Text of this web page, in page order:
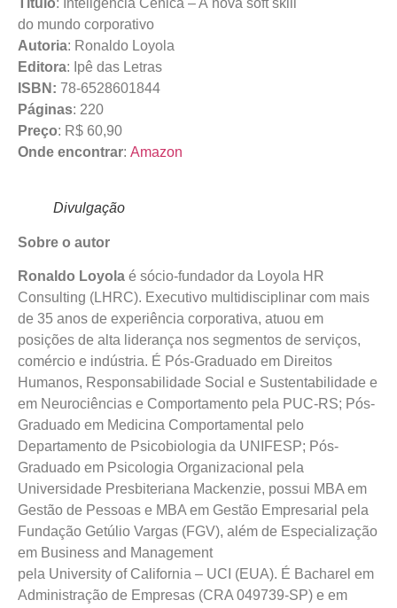
Título: Inteligência Cênica – A nova soft skill
do mundo corporativo
Autoria: Ronaldo Loyola
Editora: Ipê das Letras
ISBN: 78-6528601844
Páginas: 220
Preço: R$ 60,90
Onde encontrar: Amazon
Divulgação
Sobre o autor
Ronaldo Loyola é sócio-fundador da Loyola HR
Consulting (LHRC). Executivo multidisciplinar com mais
de 35 anos de experiência corporativa, atuou em
posições de alta liderança nos segmentos de serviços,
comércio e indústria. É Pós-Graduado em Direitos
Humanos, Responsabilidade Social e Sustentabilidade e
em Neurociências e Comportamento pela PUC-RS; Pós-
Graduado em Medicina Comportamental pelo
Departamento de Psicobiologia da UNIFESP; Pós-
Graduado em Psicologia Organizacional pela
Universidade Presbiteriana Mackenzie, possui MBA em
Gestão de Pessoas e MBA em Gestão Empresarial pela
Fundação Getúlio Vargas (FGV), além de Especialização
em Business and Management
pela University of California – UCI (EUA). É Bacharel em
Administração de Empresas (CRA 049739-SP) e em